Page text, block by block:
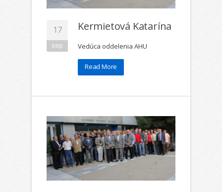
17
sep
Kermietová Katarína
Vedúca oddelenia AHU
Read More